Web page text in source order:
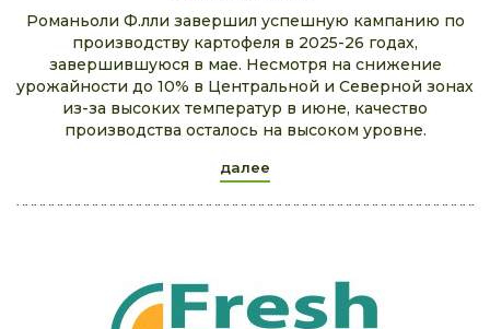
Романьоли Ф.лли завершил успешную кампанию по
производству картофеля в 2025-26 годах,
завершившуюся в мае. Несмотря на снижение
урожайности до 10% в Центральной и Северной зонах
из-за высоких температур в июне, качество
производства осталось на высоком уровне.
далее